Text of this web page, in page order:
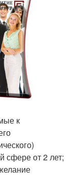
к
сфере от 2 лет;